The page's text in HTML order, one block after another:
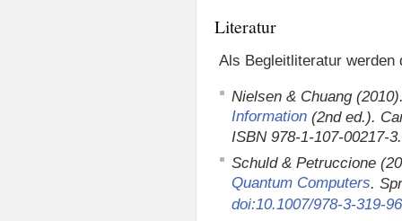
Literatur
Als Begleitliteratur werden
Nielsen & Chuang
Information (2nd ed.).
ISBN978-1-107-00217-3.
Schuld & Petruccione
Quantum Computers.
doi:10.1007/978-3-319-